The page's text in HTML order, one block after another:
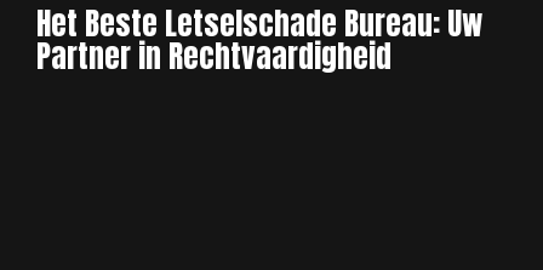
Het Beste Letselschade Bureau: Uw
Partner in Rechtvaardigheid